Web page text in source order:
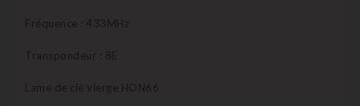
Fréquence : 433MHz
Transpondeur : 8E
Lame de clé vierge HON66